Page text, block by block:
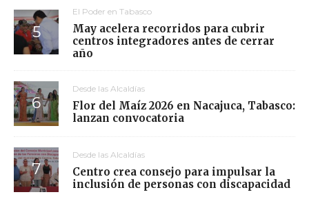
El Poder en Tabasco
May acelera recorridos para cubrir
centros integradores antes de cerrar
año
Desde las Alcaldías
Flor del Maíz 2026 en Nacajuca, Tabasco:
lanzan convocatoria
Desde las Alcaldías
Centro crea consejo para impulsar la
inclusión de personas con discapacidad